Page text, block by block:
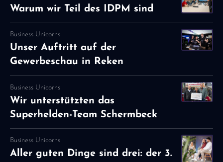
Warum wir Teil des IDPM sind
Business Unicorns
Unser Auftritt auf der
Gewerbeschau in Reken
Business Unicorns
Wir unterstützten das
Superhelden-Team Schermbeck
Business Unicorns
Aller guten Dinge sind drei: der 3.